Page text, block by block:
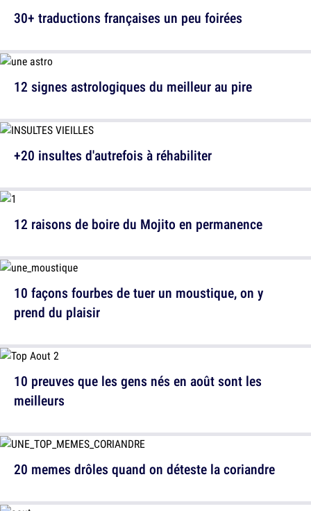
30+ traductions françaises un peu foirées
+20 insultes d'autrefois à réhabiliter
10 façons fourbes de tuer un moustique, on y
prend du plaisir
20 memes drôles quand on déteste la coriandre
12 signes astrologiques du meilleur au pire
12 raisons de boire du Mojito en permanence
10 preuves que les gens nés en août sont les
meilleurs